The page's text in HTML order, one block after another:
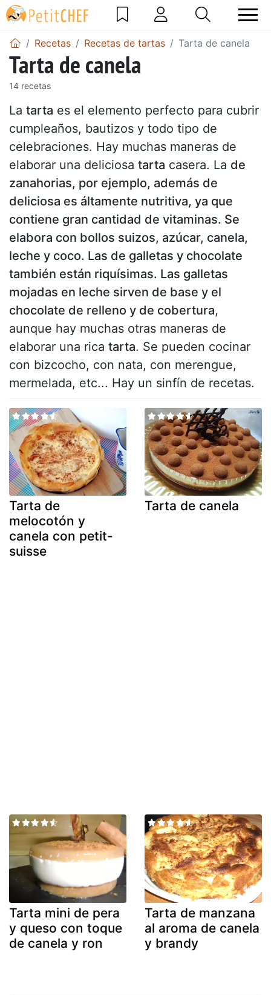
Recetas Recetas de tartas Tarta de canela
Tarta de canela
14 recetas
La tarta es el elemento perfecto para cubrir
cumpleaños, bautizos y todo tipo de
celebraciones. Hay muchas maneras de
elaborar una deliciosa tarta casera. La de
zanahorias, por ejemplo, además de
deliciosa es áltamente nutritiva, ya que
contiene gran cantidad de vitaminas. Se
elabora con bollos suizos, azúcar, canela,
leche y coco. Las de galletas y chocolate
también están riquísimas. Las galletas
mojadas en leche sirven de base y el
chocolate de relleno y de cobertura,
aunque hay muchas otras maneras de
elaborar una rica tarta. Se pueden cocinar
con bizcocho, con nata, con merengue,
mermelada, etc... Hay un sinfín de recetas.
Tarta de
melocotón y
canela con petit-
suisse
Tarta de canela
Tarta mini de pera
y queso con toque
de canela y ron
Tarta de manzana
al aroma de canela
y brandy